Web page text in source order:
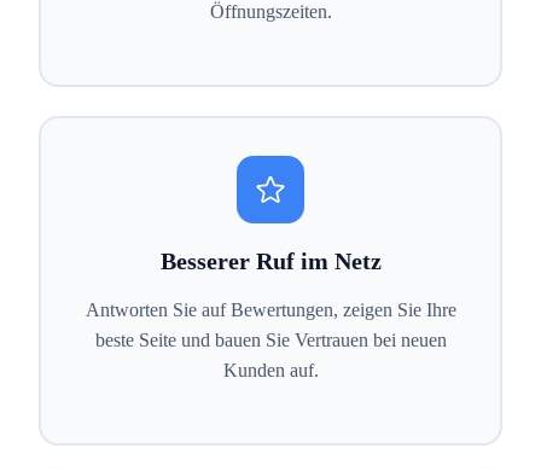
Öffnungszeiten.
Besserer Ruf im Netz
Antworten Sie auf Bewertungen, zeigen Sie Ihre
beste Seite und bauen Sie Vertrauen bei neuen
Kunden auf.